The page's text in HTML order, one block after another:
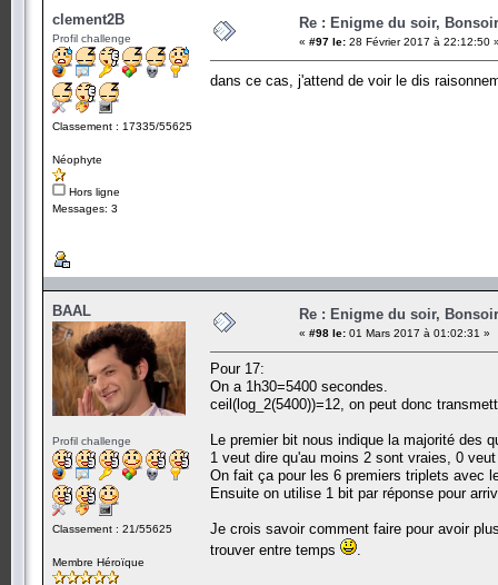
clement2B
Profil challenge
Classement : 17335/55625
Néophyte
Hors ligne
Messages: 3
Re : Enigme du soir,
« #97 le: 28 Février 2017 à 22:12:50
dans ce cas, j'attend de voir le dis
BAAL
Profil challenge
Classement : 21/55625
Membre Héroïque
Re : Enigme du soir,
« #98 le: 01 Mars 2017 à 01:02:31 »
Pour 17:
On a 1h30=5400 secondes.
ceil(log_2(5400))=12, on peut donc
Le premier bit nous indique la majorité des
1 veut dire qu'au moins 2 sont vraies, 0
On fait ça pour les 6 premiers triplets avec
Ensuite on utilise 1 bit par réponse pour
Je crois savoir comment faire pour avoir
trouver entre temps